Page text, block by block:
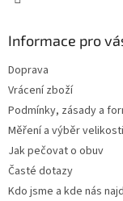
Informace pro
Doprava
Vrácení zboží
Podmínky, zásady a
Měření a výběr velikosti
Jak pečovat o obuv
Časté dotazy
Kdo jsme a kde nás